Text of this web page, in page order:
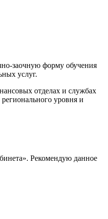
заочную форму обучения
услуг.
отделах и службах
уровня и
Рекомендую данное